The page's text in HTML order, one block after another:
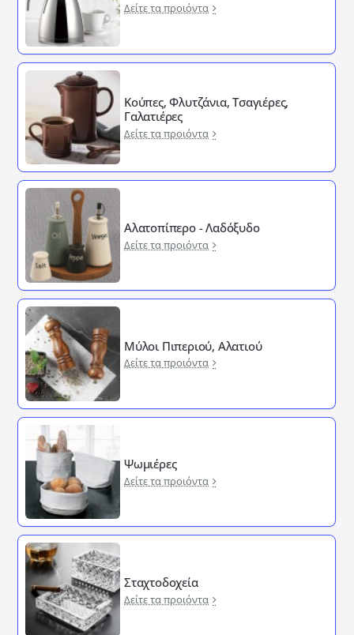
Δείτε τα προιόντα
Κούπες, Φλυτζάνια, Τσαγιέρες,
Γαλατιέρες
Δείτε τα προιόντα
Αλατοπίπερο - Λαδόξυδο
Δείτε τα προιόντα
Μύλοι Πιπεριού, Αλατιού
Δείτε τα προιόντα
Ψωμιέρες
Δείτε τα προιόντα
Σταχτοδοχεία
Δείτε τα προιόντα